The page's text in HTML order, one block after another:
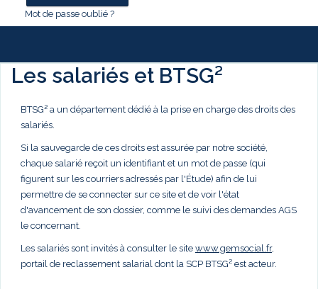
Mot de passe oublié ?
Les salariés et BTSG²
BTSG² a un département dédié à la prise en charge des droits des
salariés.
Si la sauvegarde de ces droits est assurée par notre société,
chaque salarié reçoit un identifiant et un mot de passe (qui
figurent sur les courriers adressés par l'Étude) afin de lui
permettre de se connecter sur ce site et de voir l'état
d'avancement de son dossier, comme le suivi des demandes AGS
le concernant.
Les salariés sont invités à consulter le site www.gemsocial.fr,
portail de reclassement salarial dont la SCP BTSG² est acteur.